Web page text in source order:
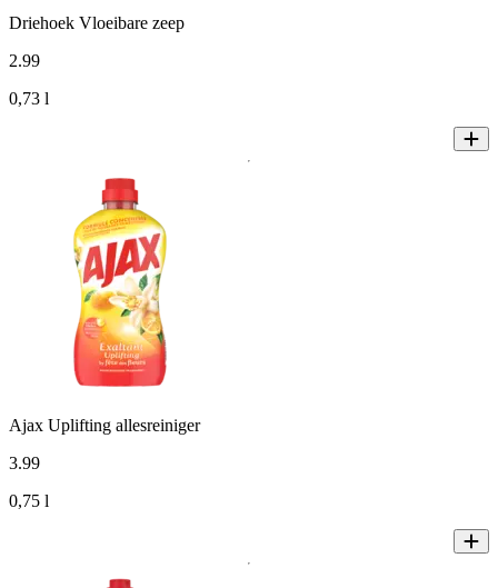
Driehoek Vloeibare zeep
2.99
0,73 l
Ajax Uplifting allesreiniger
3.99
0,75 l